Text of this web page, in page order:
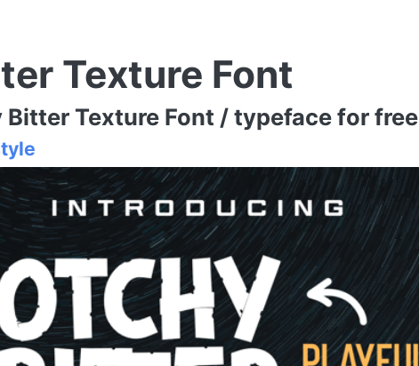
Texture Font
Texture Font / typeface for free